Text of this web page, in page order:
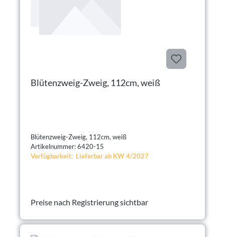
Blütenzweig-Zweig, 112cm, weiß
Blütenzweig-Zweig, 112cm, weiß
Artikelnummer: 6420-15
Verfügbarkeit: Lieferbar ab KW 4/2027
Preise nach Registrierung sichtbar